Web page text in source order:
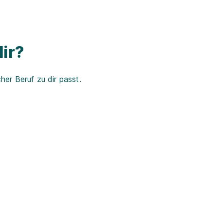
Beruf zu dir passt.